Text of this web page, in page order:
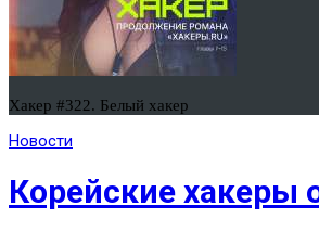
Хакер #322. Белый хакер
Новости
Корейские хакеры